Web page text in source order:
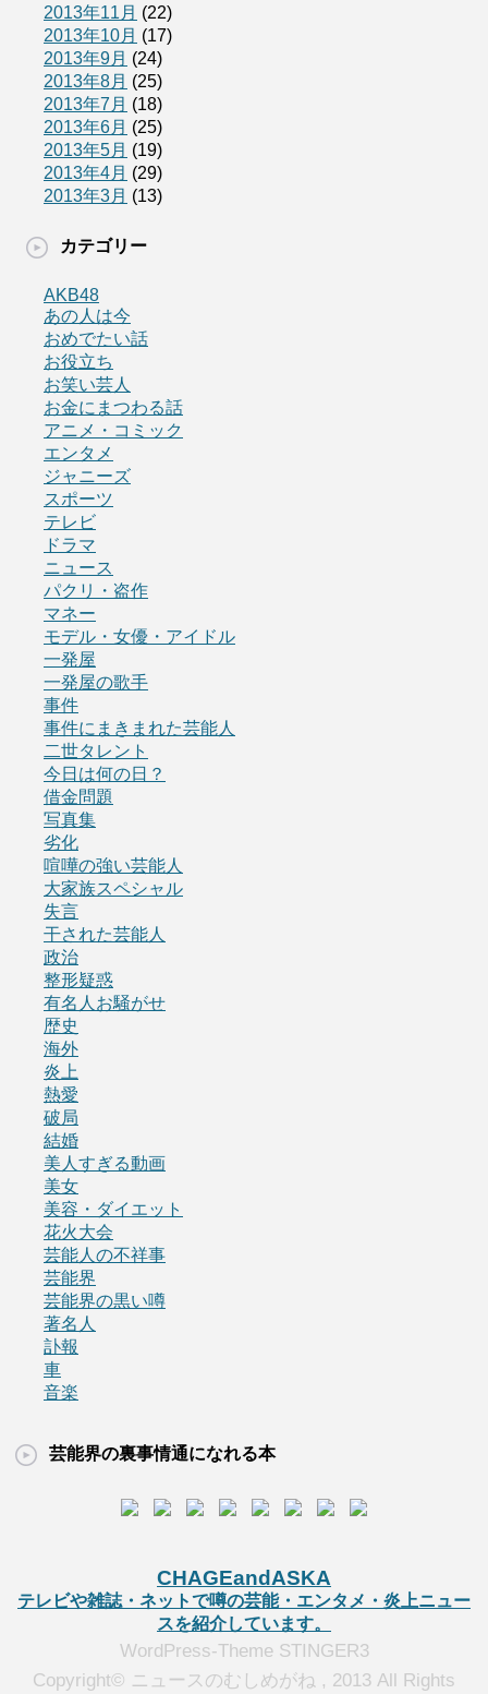
2013年11月 (22)
2013年10月 (17)
2013年9月 (24)
2013年8月 (25)
2013年7月 (18)
2013年6月 (25)
2013年5月 (19)
2013年4月 (29)
2013年3月 (13)
カテゴリー
AKB48
あの人は今
おめでたい話
お役立ち
お笑い芸人
お金にまつわる話
アニメ・コミック
エンタメ
ジャニーズ
スポーツ
テレビ
ドラマ
ニュース
パクリ・盗作
マネー
モデル・女優・アイドル
一発屋
一発屋の歌手
事件
事件にまきまれた芸能人
二世タレント
今日は何の日？
借金問題
写真集
劣化
喧嘩の強い芸能人
大家族スペシャル
失言
干された芸能人
政治
整形疑惑
有名人お騒がせ
歴史
海外
炎上
熱愛
破局
結婚
美人すぎる動画
美女
美容・ダイエット
花火大会
芸能人の不祥事
芸能界
芸能界の黒い噂
著名人
訃報
車
音楽
芸能界の裏事情通になれる本
CHAGEandASKA
テレビや雑誌・ネットで噂の芸能・エンタメ・炎上ニュー
スを紹介しています。
WordPress-Theme STINGER3
Copyright© ニュースのむしめがね , 2013 All Rights